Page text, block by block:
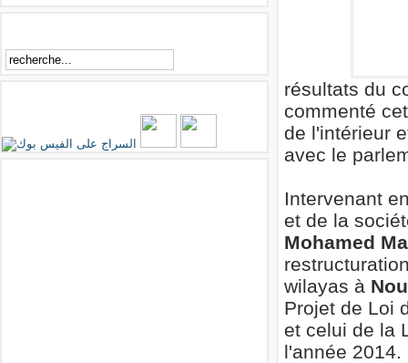
résultats du
commenté
de l'intérieur
avec le
Intervenant
et de la
Mohamed
wilayas à
Projet de Loi
et celui de la
l'année 2014.